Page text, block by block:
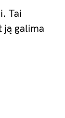
Tai
ją galima